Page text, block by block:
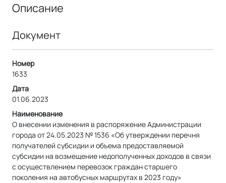
Описание
Документ
Номер
1633
Дата
01.06.2023
Наименование
О внесении изменения в распоряжение Администрации
города от 24.05.2023 № 1536 «Об утверждении перечня
получателей субсидии и объема предоставляемой
субсидии на возмещение недополученных доходов в связи
с осуществлением перевозок граждан старшего
поколения на автобусных маршрутах в 2023 году»